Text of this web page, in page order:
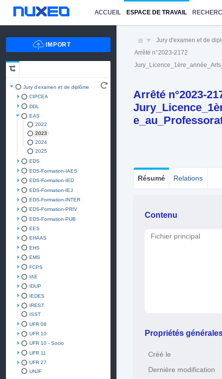
ACCUEIL ESPACE DE TRAVAIL
Jury d'examen et de diplôme
CIPCEA
DDL
EAS
2022
2023
2024
2025
EDS
EDS-Formation-IAES
EDS-Formation-IED
EDS-Formation-IEJ
EDS-Formation-INTER
EDS-Formation-PRIV
EDS-Formation-PUB
EES
EHAAS
EHS
EMS
FCPS
IAE
IDUP
IEDES
IREST
ISST
UFR 08
UFR 10
UFR 10 - Socio
UFR 11
UFR 27
UNJF
Jury d'examen et de
Arrêté n°2023-2172
Arrêté n°2023-
Résumé Relations
Contenu
Fichier principal
Propriétés
Créé le
Dernière modification